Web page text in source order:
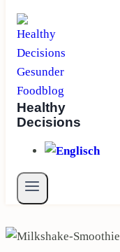
Healthy
Decisions